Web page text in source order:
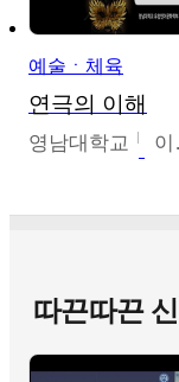
예술ㆍ체육
연극의 이해
영남대학교
따끈따끈